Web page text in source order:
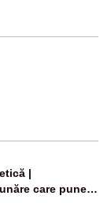
|
care pune